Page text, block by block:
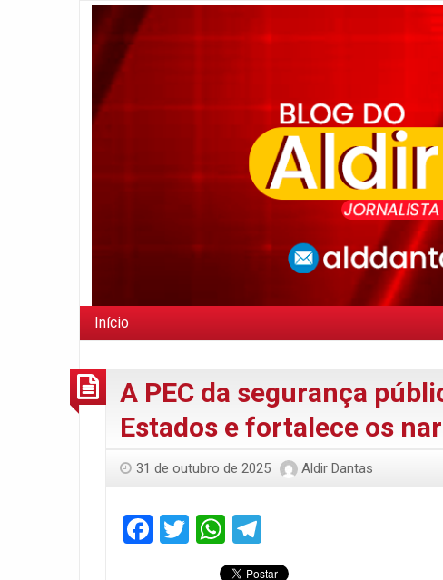
Início
A PEC da segurança
Estados e fortalece os
31 de outubro de 2025 Aldir Dantas
Facebook
TwitterWhatsApp